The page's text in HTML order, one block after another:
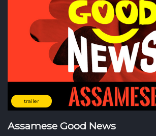
trailer
Assamese Good News